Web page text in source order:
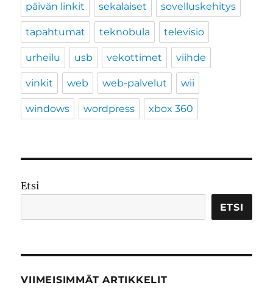
päivän linkit sekalaiset sovelluskehitys
tapahtumat teknobula televisio
urheilu usb vekottimet viihde
vinkit web web-palvelut wii
windows wordpress xbox 360
Etsi
ETSI
VIIMEISIMMÄT ARTIKKELIT